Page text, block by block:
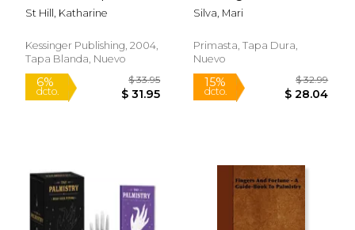
dcto.
grammar of palmistry
for the study of hands
1928 (en Inglés)
St Hill, Katharine
Kessinger Publishing, 2004,
Tapa Blanda, Nuevo
Read People Using
Chinese
Palmistry (en Inglés)
Silva, Mari
Primasta, Tapa Dura,
Nuevo